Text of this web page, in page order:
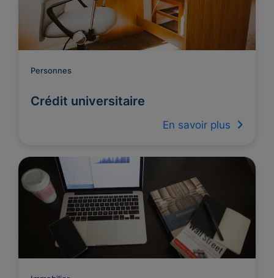
Personnes
Crédit universitaire
En savoir plus